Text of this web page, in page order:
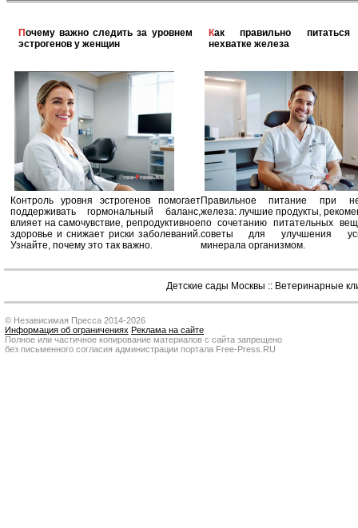
Почему важно следить за уровнем
эстрогенов у женщин
Контроль уровня эстрогенов помогает
поддерживать гормональный баланс,
влияет на самочувствие, репродуктивное
здоровье и снижает риски заболеваний.
Узнайте, почему это так важно.
Как правильно питаться при
нехватке железа
Правильное питание при
железа: лучшие продукты,
по сочетанию питательных
советы для улучшения
минерала организмом.
Детские сады Москвы :: Ветеринарные
© Независимая Пресса 2014-2026
Информация об ограничениях Реклама на сайте
Полное или частичное копирование материалов с сайта запрещено
без письменного согласия администрации портала Free-Press.RU